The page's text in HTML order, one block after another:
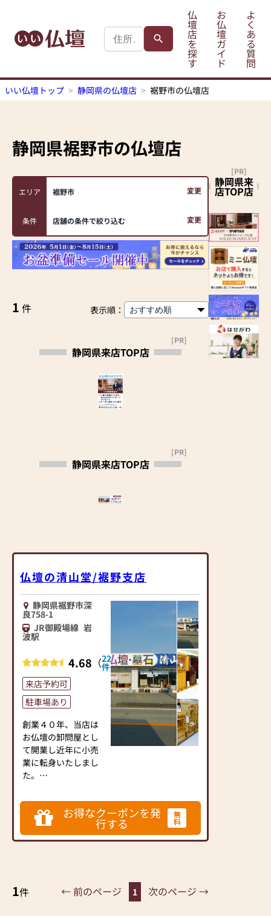
仏
壇
店
を
探
す
お
仏
壇
ガ
イ
ド
よ
く
あ
る
質
問
いい仏壇トップ 静岡県の仏壇店 裾野市の仏壇店
静岡県裾野市の仏壇店
エリア 裾野市 変更
条件 店舗の条件で絞り込む 変更
1 件 表示順：
静岡県来店TOP店
[PR]
静岡県来店TOP店
[PR]
仏壇の清山堂/裾野支店
静岡県裾野市深
良758-1
JR御殿場線 岩
波駅
4.68 （22
件）
来店予約可
駐車場あり
創業４０年、当店は
お仏壇の卸問屋とし
て開業し近年に小売
業に転身いたしまし
た。
し、お客様へ確かな
製品を格安にてご奉
仕させていただいて
います。
壇、墓石を地域の特
お得なクーポンを発
行する
無
料
1件 ← 前のページ 1 次のページ →
静岡県来
店TOP店
[PR]